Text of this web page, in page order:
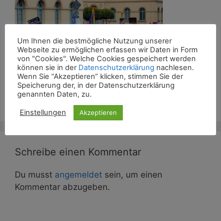
Schreibe einen Kommentar
Du musst angemeldet sein, um einen
Kommentar abzugeben.
Um Ihnen die bestmögliche Nutzung unserer
Webseite zu ermöglichen erfassen wir Daten in Form
von "Cookies". Welche Cookies gespeichert werden
können sie in der Datenschutzerklärung nachlesen.
Wenn Sie “Akzeptieren” klicken, stimmen Sie der
Speicherung der, in der Datenschutzerklärung
genannten Daten, zu.
Einstellungen Akzeptieren